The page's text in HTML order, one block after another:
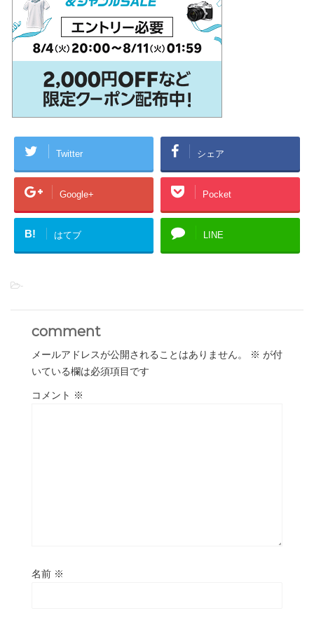
Twitter シェア
Google+ Pocket
B! はてブ LINE
-
comment
メールアドレスが公開されることはありません。 ※ が付
いている欄は必須項目です
コメント ※
名前 ※